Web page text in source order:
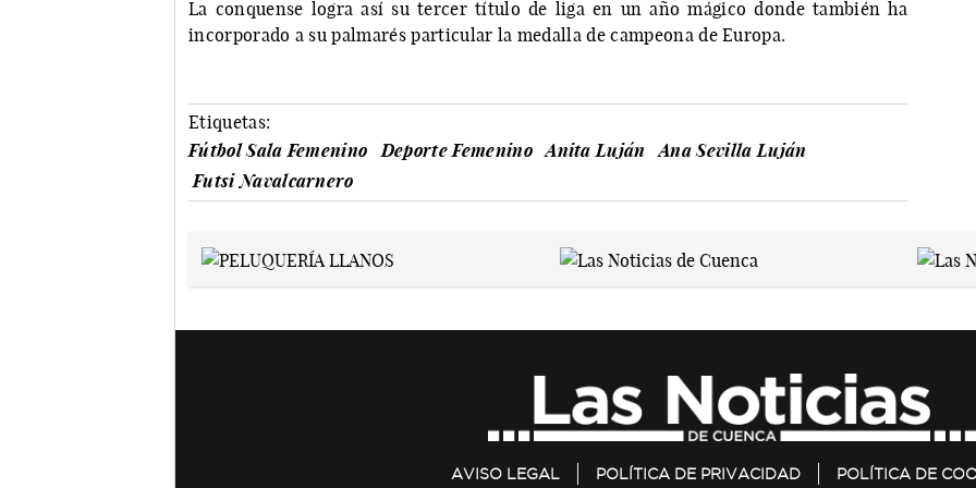
La conquense logra así su tercer título de liga en un año mágico donde también ha
incorporado a su palmarés particular la medalla de campeona de Europa.
Etiquetas:
Fútbol Sala Femenino
Deporte Femenino Anita Luján
Ana Sevilla Luján
Futsi Navalcarnero
AVISO LEGAL POLÍTICA DE PRIVACIDAD POLÍTICA DE